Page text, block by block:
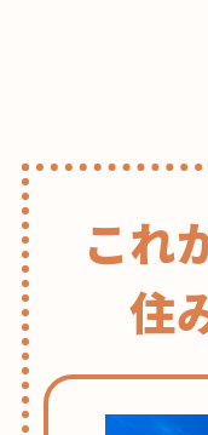
これ
住